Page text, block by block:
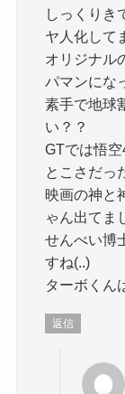
しっくりき
ヤ人化して
オリジナル
パマンにな
素手で地球
い？？
GTでは悟
とこさだっ
映画の神と
ゃん出てま
せんべい博
すね(..)
ターボくん
返信